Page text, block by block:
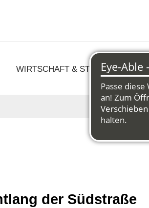
WIRTSCHAFT &
der Südstraße